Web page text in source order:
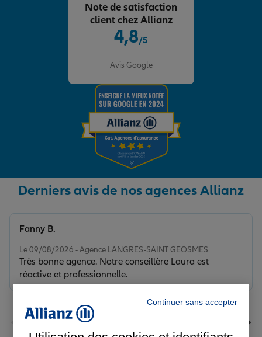
4,8/5
Avis Google
Note de satisfaction
client chez Allianz
Derniers avis de nos agences Allianz
Le 09/08/2026 - Agence LANGRES-SAINT GEOSMES
Très bonne agence. Notre conseillère Laura est
réactive et professionnelle.
Fanny B.
Continuer sans accepter